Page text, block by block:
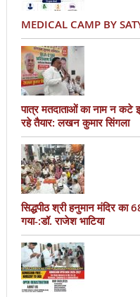
MEDICAL CAMP BY
पात्र मतदाताओं का नाम न कटे
रहे तैयार: लखन कुमार सिंगला
सिद्धपीठ श्री हनुमान मंदिर का
गया-:डॉ. राजेश भाटिया